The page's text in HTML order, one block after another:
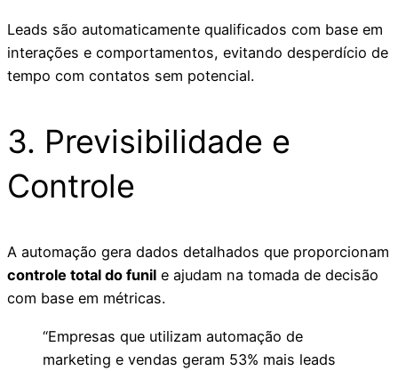
Leads são automaticamente qualificados com base em
interações e comportamentos, evitando desperdício de
tempo com contatos sem potencial.
3. Previsibilidade e
Controle
A automação gera dados detalhados que proporcionam
controle total do funil e ajudam na tomada de decisão
com base em métricas.
“Empresas que utilizam automação de
marketing e vendas geram 53% mais leads